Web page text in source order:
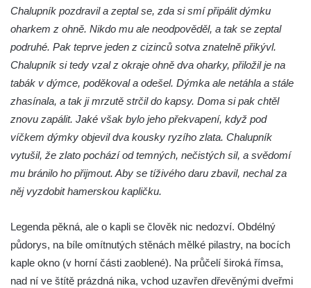
Křížová cesta Římov – XV. kaple – Malý
Pilát
Křížová cesta Římov – XIV. kaple – U
Kaifáše (U Děvečky)
Křížová cesta Římov – XII. kaple – Vodní
brána
Křížová cesta Římov – XI. kaple – Ježíš
haněn a tupen
Cedronu
Křížová cesta Římov – IX. kaple – U
chromého žida
Chalupník pozdravil a zeptal se, zda si smí připálit dýmku
oharkem z ohně. Nikdo mu ale neodpověděl, a tak se zeptal
podruhé. Pak teprve jeden z cizinců sotva znatelně přikývl.
Chalupník si tedy vzal z okraje ohně dva oharky, přiložil je na
tabák v dýmce, poděkoval a odešel. Dýmka ale netáhla a stále
zhasínala, a tak ji mrzutě strčil do kapsy. Doma si pak chtěl
znovu zapálit. Jaké však bylo jeho překvapení, když pod
víčkem dýmky objevil dva kousky ryzího zlata. Chalupník
vytušil, že zlato pochází od temných, nečistých sil, a svědomí
mu bránilo ho přijmout. Aby se tíživého daru zbavil, nechal za
něj vyzdobit hamerskou kapličku.
Legenda pěkná, ale o kapli se člověk nic nedozví. Obdélný
půdorys, na bíle omítnutých stěnách mělké pilastry, na bocích
kaple okno (v horní části zaoblené). Na průčelí široká římsa,
nad ní ve štítě prázdná nika, vchod uzavřen dřevěnými dveřmi